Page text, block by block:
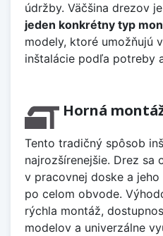
údržby. Väčšina drezov
jeden konkrétny typ
modely, ktoré umožňujú
inštalácie podľa potreby
Horná
Tento tradičný spôsob
najrozšírenejšie. Drez sa
v pracovnej doske a
po celom obvode.
rýchla montáž,
modelov a univerzálne